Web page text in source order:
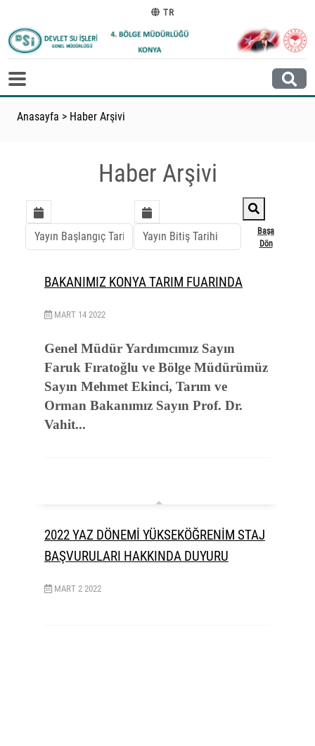
TR
Anasayfa > Haber Arşivi
Haber Arşivi
Başa
Dön
BAKANIMIZ KONYA TARIM FUARINDA
MART 14 2022
Genel Müdür Yardımcımız Sayın
Faruk Fıratoğlu ve Bölge Müdürümüz
Sayın Mehmet Ekinci, Tarım ve
Orman Bakanımız Sayın Prof. Dr.
Vahit...
2022 YAZ DÖNEMİ YÜKSEKÖĞRENİM STAJ
BAŞVURULARI HAKKINDA DUYURU
MART 2 2022